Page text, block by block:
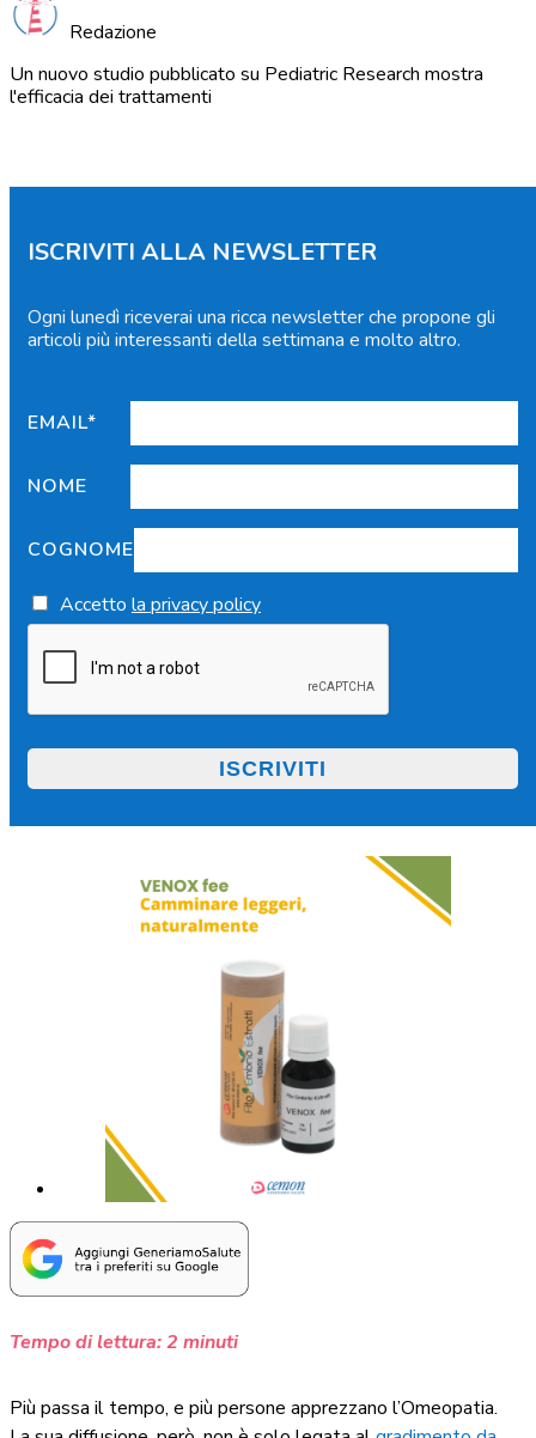
Redazione
Un nuovo studio pubblicato su Pediatric Research mostra
l'efficacia dei trattamenti
ISCRIVITI ALLA NEWSLETTER
Ogni lunedì riceverai una ricca newsletter che propone gli
articoli più interessanti della settimana e molto altro.
EMAIL*
NOME
COGNOME
Accetto la privacy policy
Tempo di lettura:2 minuti
Più passa il tempo, e più persone apprezzano l’Omeopatia.